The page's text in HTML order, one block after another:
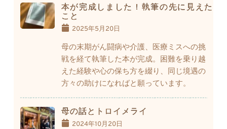
本が完成しました！執筆の先に見えた
こと
2025年5月20日
母の末期がん闘病や介護、医療ミスへの挑
戦を経て執筆した本が完成。困難を乗り越
えた経験や心の保ち方を綴り、同じ境遇の
方々の助けになればと願っています。
母の話とトロイメライ
2024年10月20日